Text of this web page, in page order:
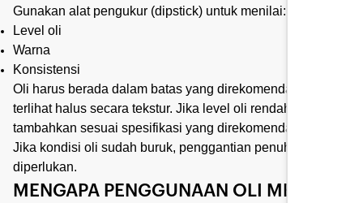
Gunakan alat pengukur (dipstick) untuk menilai:
Level oli
Warna
Konsistensi
Oli harus berada dalam batas yang direkomendasikan dan
terlihat halus secara tekstur. Jika level oli rendah,
tambahkan sesuai spesifikasi yang direkomendasikan.
Jika kondisi oli sudah buruk, penggantian penuh mungkin
diperlukan.
MENGAPA PENGGUNAAN OLI MESIN